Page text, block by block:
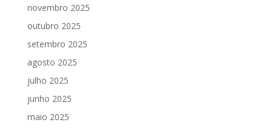
novembro 2025
outubro 2025
setembro 2025
agosto 2025
julho 2025
junho 2025
maio 2025